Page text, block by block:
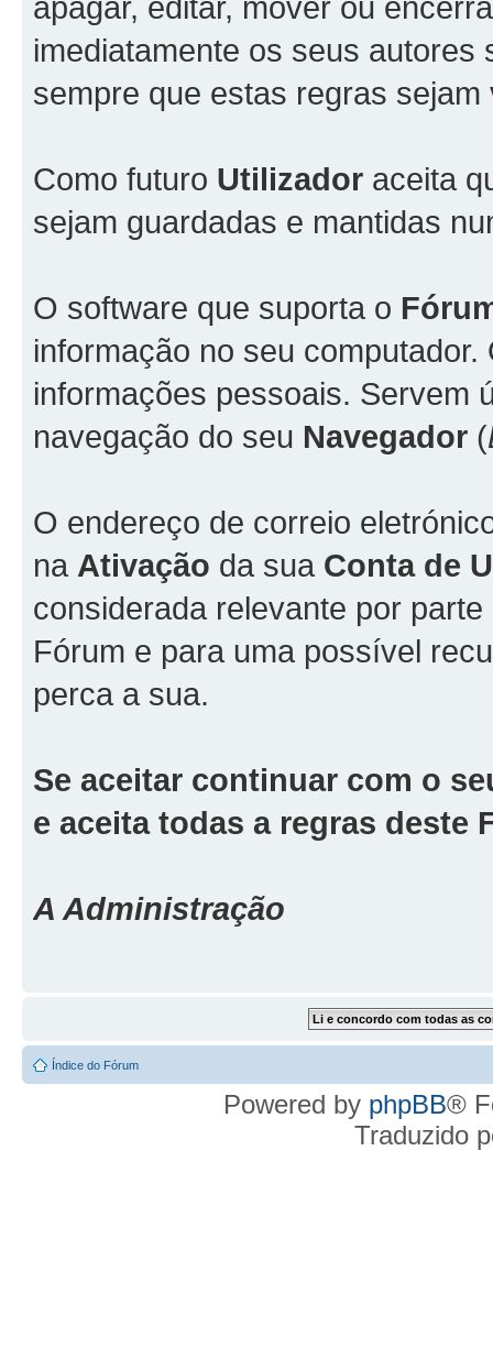
imediatamente os seus
sempre que estas regras sejam
Como futuro Utilizador aceita
sejam guardadas e mantidas
O software que suporta o
informação no seu
informações pessoais. Servem
navegação do seu Navegador (
O endereço de correio
na Ativação da sua Conta de
considerada relevante por
Fórum e para uma possível
perca a sua.
Se aceitar continuar com o
e aceita todas a regras deste
A Administração
Índice do Fórum
Powered by phpBB®
Traduzido